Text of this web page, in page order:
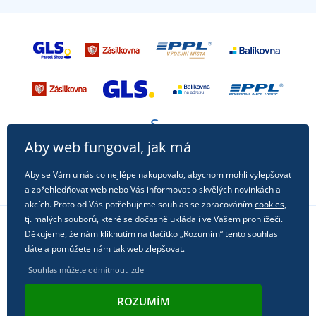
Sledujte nás na sociálních sítích
Aby web fungoval, jak má
Aby se Vám u nás co nejlépe nakupovalo, abychom mohli vylepšovat
a zpřehledňovat web nebo Vás informovat o skvělých novinkách a
akcích. Proto od Vás potřebujeme souhlas se zpracovánímcookies,
tj. malých souborů, které se dočasně ukládají ve Vašem prohlížeči.
Děkujeme, že nám kliknutím na tlačítko „Rozumím“ tento souhlas
dáte a pomůžete nám tak web zlepšovat.
Souhlas můžete odmítnout zde
ROZUMÍM